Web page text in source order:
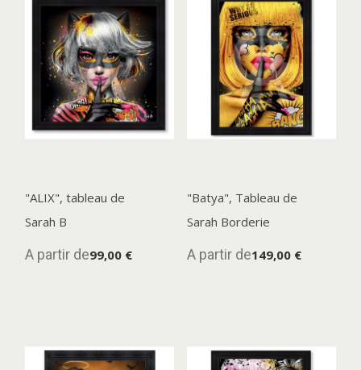
"ALIX", tableau de
Sarah B
A partir de99,00 €
"Batya", Tableau de
Sarah Borderie
A partir de149,00 €